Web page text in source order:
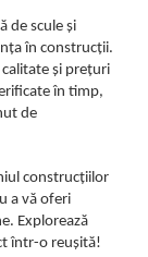
de scule și
în construcții.
și prețuri
în timp,
de
construcțiilor
a vă oferi
Explorează
într-o reușită!